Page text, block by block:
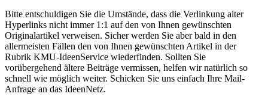
Bitte entschuldigen Sie die Umstände, dass die Verlinkung alter
Hyperlinks nicht immer 1:1 auf den von Ihnen gewünschten
Originalartikel verweisen. Sicher werden Sie aber bald in den
allermeisten Fällen den von Ihnen gewünschten Artikel in der
Rubrik KMU-IdeenService wiederfinden. Sollten Sie
vorübergehend ältere Beiträge vermissen, helfen wir natürlich so
schnell wie möglich weiter. Schicken Sie uns einfach Ihre Mail-
Anfrage an das IdeenNetz.